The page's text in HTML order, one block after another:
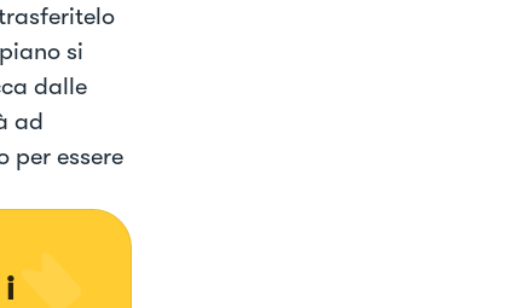
si
dalle
ad
essere
i